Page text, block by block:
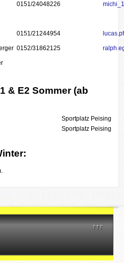
↑↑↑
0151/24048226
0151/21244954
0152/31862125
& E2 Sommer (ab
Sportplatz Peising
Sportplatz Peising